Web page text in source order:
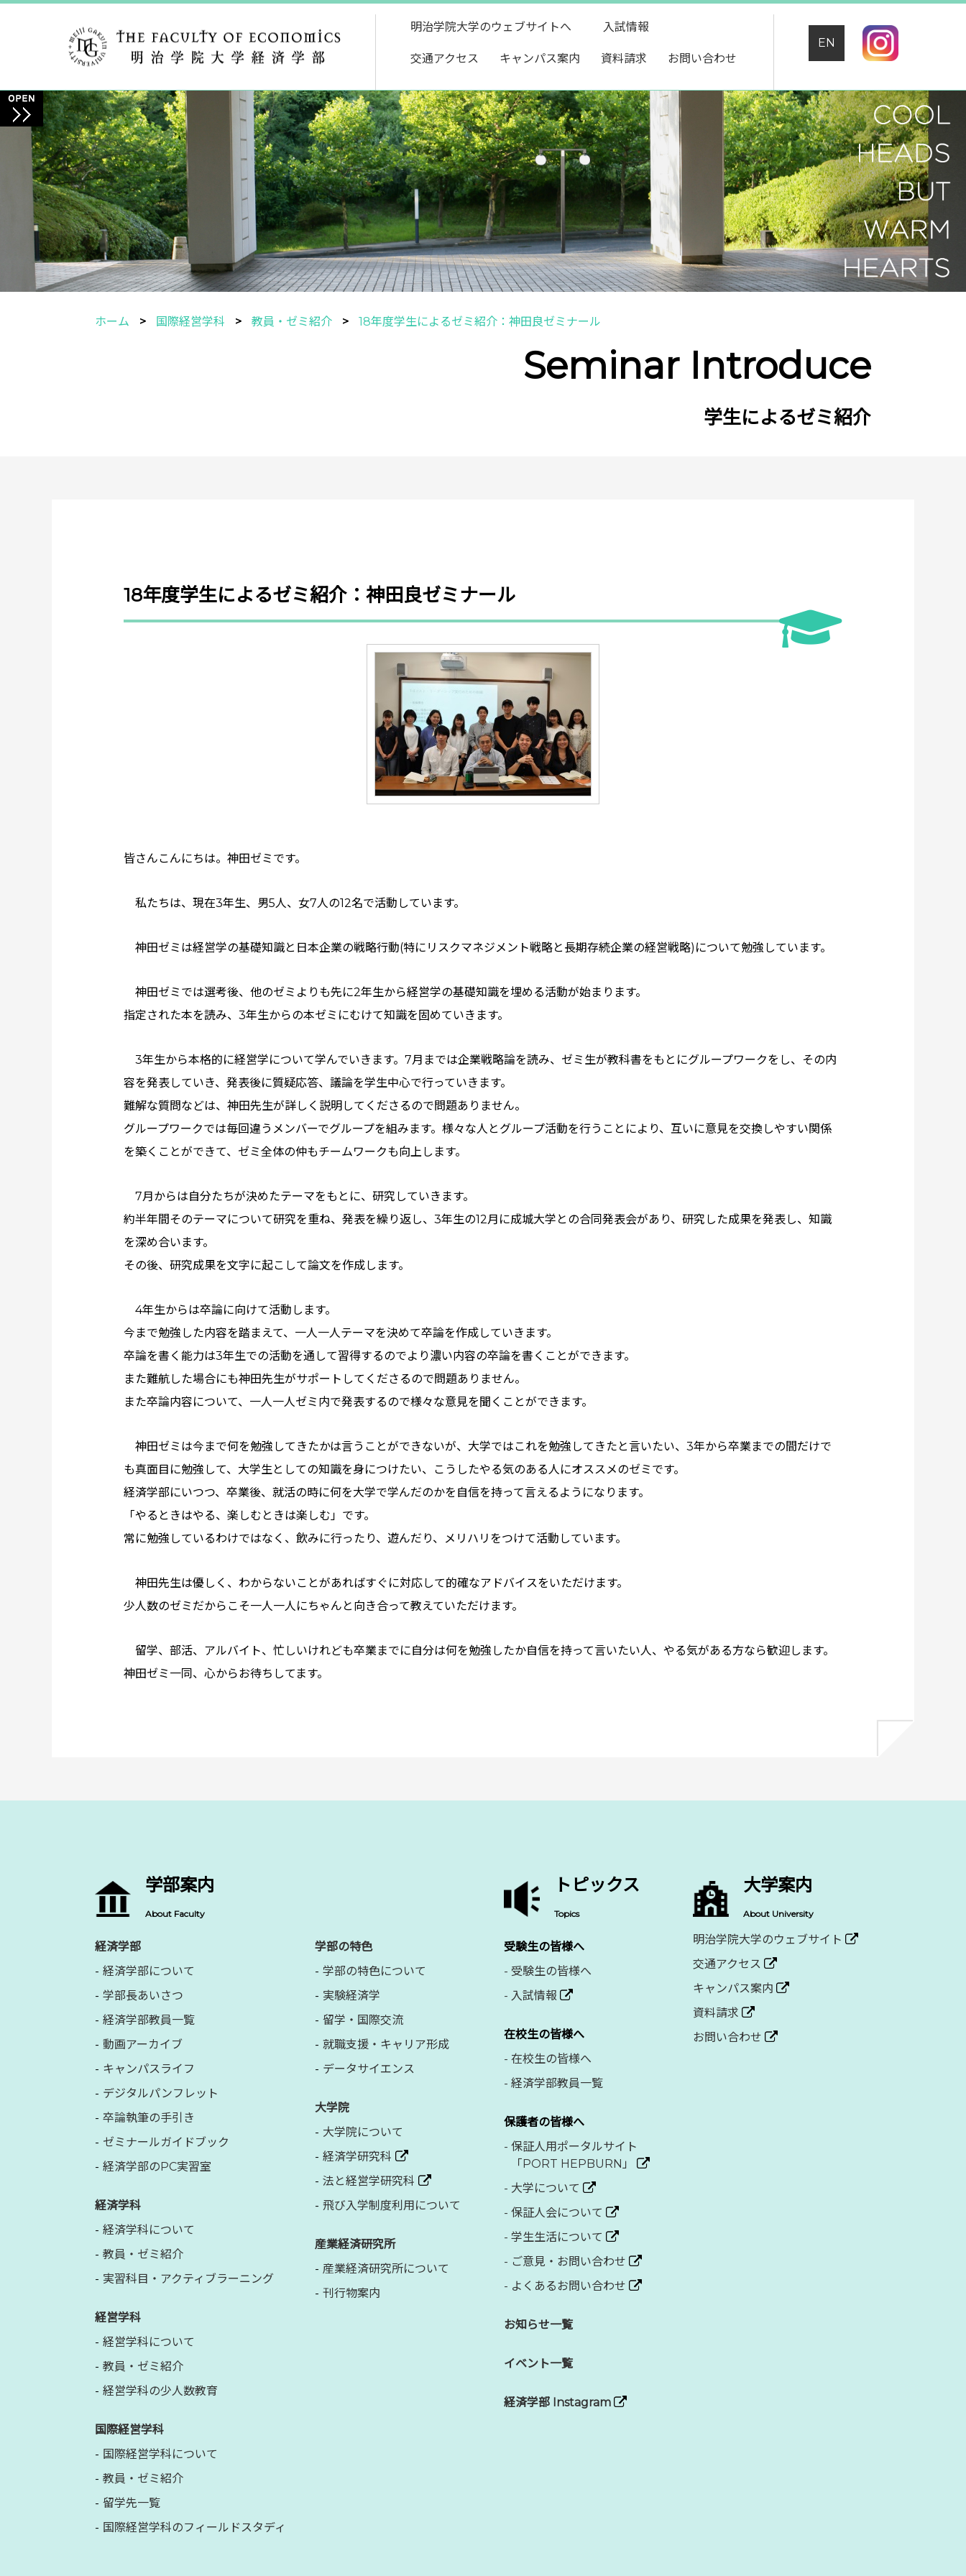
明治学院大学のウェブサイトへ 入試情報
交通アクセス キャンパス案内 資料請求 お問い合わせ
EN
ホーム 国際経営学科 教員・ゼミ紹介 18年度学生によるゼミ紹介：神田良ゼミナール
Seminar Introduce
学生によるゼミ紹介
18年度学生によるゼミ紹介：神田良ゼミナール
皆さんこんにちは。神田ゼミです。
私たちは、現在3年生、男5人、女7人の12名で活動しています。
神田ゼミは経営学の基礎知識と日本企業の戦略行動(特にリスクマネジメント戦略と長期存続企業の経営戦略)について勉強しています。
神田ゼミでは選考後、他のゼミよりも先に2年生から経営学の基礎知識を埋める活動が始まります。
指定された本を読み、3年生からの本ゼミにむけて知識を固めていきます。
3年生から本格的に経営学について学んでいきます。7月までは企業戦略論を読み、ゼミ生が教科書をもとにグループワークをし、その内
容を発表していき、発表後に質疑応答、議論を学生中心で行っていきます。
難解な質問などは、神田先生が詳しく説明してくださるので問題ありません。
グループワークでは毎回違うメンバーでグループを組みます。様々な人とグループ活動を行うことにより、互いに意見を交換しやすい関係
を築くことができて、ゼミ全体の仲もチームワークも向上します。
7月からは自分たちが決めたテーマをもとに、研究していきます。
約半年間そのテーマについて研究を重ね、発表を繰り返し、3年生の12月に成城大学との合同発表会があり、研究した成果を発表し、知識
を深め合います。
その後、研究成果を文字に起こして論文を作成します。
4年生からは卒論に向けて活動します。
今まで勉強した内容を踏まえて、一人一人テーマを決めて卒論を作成していきます。
卒論を書く能力は3年生での活動を通して習得するのでより濃い内容の卒論を書くことができます。
また難航した場合にも神田先生がサポートしてくださるので問題ありません。
また卒論内容について、一人一人ゼミ内で発表するので様々な意見を聞くことができます。
神田ゼミは今まで何を勉強してきたかは言うことができないが、大学ではこれを勉強してきたと言いたい、3年から卒業までの間だけで
も真面目に勉強して、大学生としての知識を身につけたい、こうしたやる気のある人にオススメのゼミです。
経済学部にいつつ、卒業後、就活の時に何を大学で学んだのかを自信を持って言えるようになります。
「やるときはやる、楽しむときは楽しむ」です。
常に勉強しているわけではなく、飲みに行ったり、遊んだり、メリハリをつけて活動しています。
神田先生は優しく、わからないことがあればすぐに対応して的確なアドバイスをいただけます。
少人数のゼミだからこそ一人一人にちゃんと向き合って教えていただけます。
留学、部活、アルバイト、忙しいけれども卒業までに自分は何を勉強したか自信を持って言いたい人、やる気がある方なら歓迎します。
神田ゼミ一同、心からお待ちしてます。
学部案内
About Faculty
経済学部
経済学部について
学部長あいさつ
経済学部教員一覧
動画アーカイブ
キャンパスライフ
デジタルパンフレット
卒論執筆の手引き
ゼミナールガイドブック
経済学部のPC実習室
経済学科
経済学科について
教員・ゼミ紹介
実習科目・アクティブラーニング
経営学科
経営学科について
教員・ゼミ紹介
経営学科の少人数教育
国際経営学科
国際経営学科について
教員・ゼミ紹介
留学先一覧
国際経営学科のフィールドスタディ
学部の特色
学部の特色について
実験経済学
留学・国際交流
就職支援・キャリア形成
データサイエンス
大学院
大学院について
経済学研究科
法と経営学研究科
飛び入学制度利用について
産業経済研究所
産業経済研究所について
刊行物案内
トピックス
Topics
受験生の皆様へ
- 受験生の皆様へ
- 入試情報
在校生の皆様へ
- 在校生の皆様へ
- 経済学部教員一覧
保護者の皆様へ
- 保証人用ポータルサイト
「PORT HEPBURN」
- 大学について
- 保証人会について
- 学生生活について
- ご意見・お問い合わせ
- よくあるお問い合わせ
お知らせ一覧
イベント一覧
経済学部 Instagram
大学案内
About University
明治学院大学のウェブサイト
交通アクセス
キャンパス案内
資料請求
お問い合わせ